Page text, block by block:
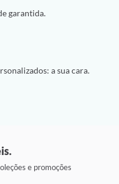
garantida.
a sua cara.
e promoções